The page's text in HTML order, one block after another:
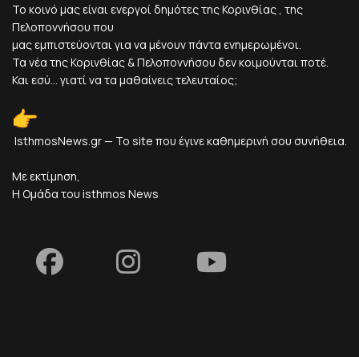
Το κοινό μας είναι ενεργοί δημότες της Κορινθίας , της
Πελοποννήσου που
μας εμπιστεύονται για να μένουν πάντα ενημερωμένοι.
Τα νέα της Κορινθίας & Πελοποννήσου δεν κοιμούνται ποτέ.
Και εσύ... γιατί να τα μαθαίνεις τελευταίος;
IsthmosNews.gr — Το site που έγινε καθημερινή σου συνήθεια.
Με εκτίμηση,
Η Ομάδα του isthmos News